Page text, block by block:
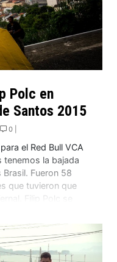
Polc en
Santos 2015
0 |
el Red Bull VCA
tenemos la bajada
Fueron 58
que tuvieron que
Filip Polc se